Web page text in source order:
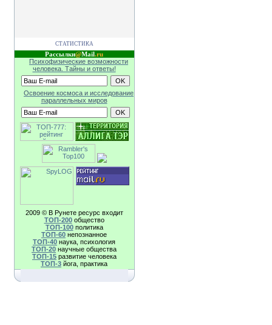
СТАТИСТИКА
Рассылки@Mail.ru
Психофизические возможности
человека. Тайны и ответы!
Освоение космоса и исследование
параллельных миров
2009 © В Рунете ресурс входит
TOП-200общество
TOП-100политика
TOП-60 непознанное
TOП-40 наука, психология
TOП-20 научные общества
TOП-15 развитие человека
TOП-3 йога, практика